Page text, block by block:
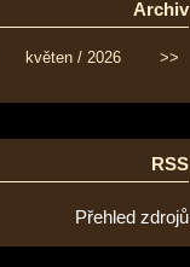
Archiv
květen / 2026 >>
RSS
Přehled zdrojů